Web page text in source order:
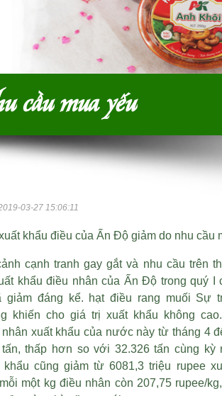
cầu mua yếu
03-27 15:06:11
khẩu điều của Ấn Độ giảm do nhu cầu
cạnh tranh gay gắt và nhu cầu trên
khẩu điều nhân của Ấn Độ trong quý I
giảm đáng kể. hạt điều rang muối Sự
khiến cho giá trị xuất khẩu không
xuất khẩu của nước này từ tháng 4
thấp hơn so với 32.326 tấn cùng kỳ
khẩu cũng giảm từ 6081,3 triệu rupee
một kg điều nhân còn 207,75 rupee/